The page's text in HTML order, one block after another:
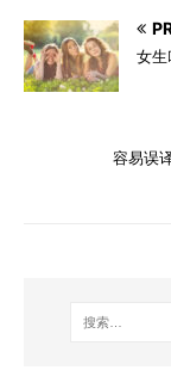
女生
容易误